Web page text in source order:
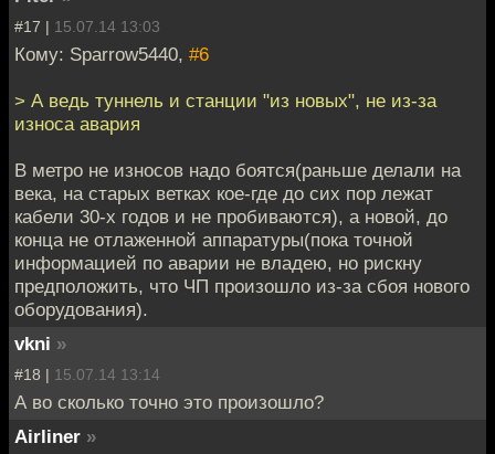
#17 | 15.07.14 13:03
Кому: Sparrow5440, #6
> А ведь туннель и станции "из новых", не из-за
износа авария
В метро не износов надо боятся(раньше делали на
века, на старых ветках кое-где до сих пор лежат
кабели 30-х годов и не пробиваются), а новой, до
конца не отлаженной аппаратуры(пока точной
информацией по аварии не владею, но рискну
предположить, что ЧП произошло из-за сбоя нового
оборудования).
vkni »
#18 | 15.07.14 13:14
А во сколько точно это произошло?
Airliner »